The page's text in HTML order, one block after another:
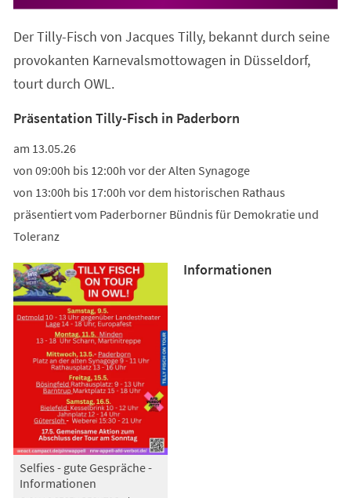
Der Tilly-Fisch von Jacques Tilly, bekannt durch seine
provokanten Karnevalsmottowagen in Düsseldorf,
tourt durch OWL.
Präsentation Tilly-Fisch in Paderborn
am 13.05.26
von 09:00h bis 12:00h vor der Alten Synagoge
von 13:00h bis 17:00h vor dem historischen Rathaus
präsentiert vom Paderborner Bündnis für Demokratie und
Toleranz
Selfies - gute Gespräche -
Informationen
Informationen